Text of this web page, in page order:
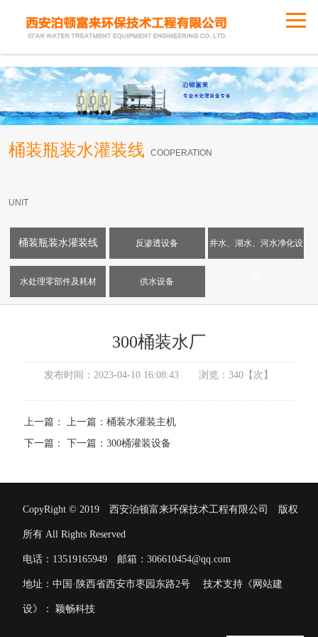
桶装瓶装水灌装线 COOPERATION
UNIT
桶装瓶装水灌装线 反渗透设备 井水、湖水、河水净化设
水处理零部件及耗材 供水设备
300桶装水厂
发布时间： 2023-04-10 16:08:43 浏览：340 【次】
上一篇： 上一篇： 桶装水灌装主机
下一篇： 下一篇： 300桶灌装设备
CopyRight © 2019 西安泊顿富来环保技术工程有限公司 版权
所有 All Rights Reserved
电话：13519165949 邮箱：306610454@qq.com
地址：中国·陕西省西安市枣园东路2号 技术支持《网站建
设》： 颖畅科技